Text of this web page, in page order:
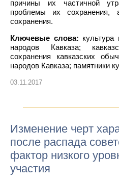
причины их частичной
проблемы их сохранения,
сохранения.
Ключевые слова: культура
народов Кавказа;
сохранения кавказских
народов Кавказа; памятники
03.11.2017
Изменение черт
после распада
фактор низкого
участия